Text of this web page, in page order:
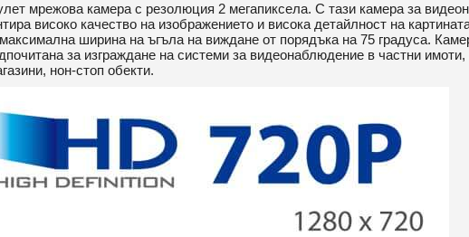
мрежова камера с резолюция 2 мегапиксела. С тази камера за
високо качество на изображението и висока детайлност на
ширина на ъгъла на виждане от порядъка на 75 градуса.
за изграждане на системи за видеонаблюдение в частни
нон-стоп обекти.